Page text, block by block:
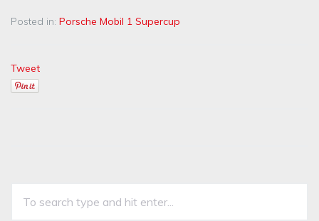
Posted in: Porsche Mobil 1 Supercup
Tweet